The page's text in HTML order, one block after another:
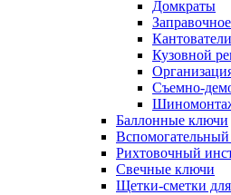
Домкраты
Кантователи
Кузовной
Съемно-
Баллонные ключи
Рихтовочный
Свечные ключи
Щетки-сметки